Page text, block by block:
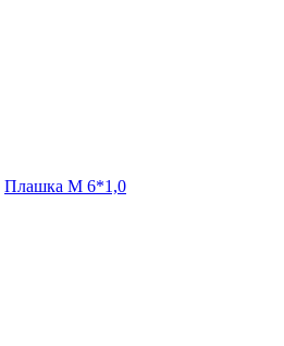
Плашка М 6*1,0